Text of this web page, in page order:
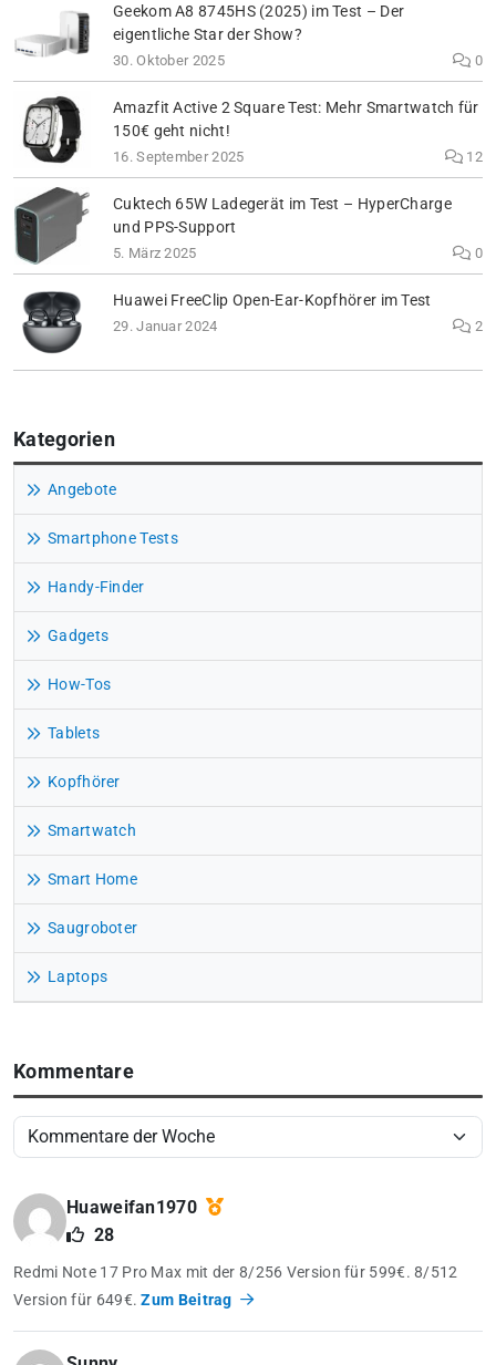
Geekom A8 8745HS (2025) im Test – Der
eigentliche Star der Show?
30. Oktober 2025 0
Amazfit Active 2 Square Test: Mehr Smartwatch für
150€ geht nicht!
16. September 2025 12
Cuktech 65W Ladegerät im Test – HyperCharge
und PPS-Support
5. März 2025 0
Huawei FreeClip Open-Ear-Kopfhörer im Test
29. Januar 2024 2
Kategorien
Angebote
Smartphone Tests
Handy-Finder
Gadgets
How-Tos
Tablets
Kopfhörer
Smartwatch
Smart Home
Saugroboter
Laptops
Kommentare
Huaweifan1970
28
Redmi Note 17 Pro Max mit der 8/256 Version für 599€. 8/512
Version für 649€.Zum Beitrag